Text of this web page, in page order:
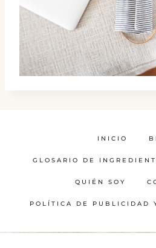
INICIO
GLOSARIO DE
QUIÉN SOY
POLÍTICA DE PUBLICIDAD